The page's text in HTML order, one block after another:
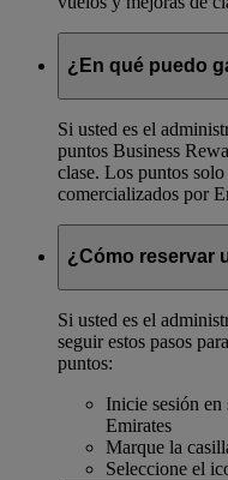
¿En qué puedo
Si usted es el
puntos Business
clase. Los puntos
comercializados por
¿Cómo reservar
Si usted es el
seguir estos pasos
puntos:
Inicie sesión en
Emirates
Marque la
Seleccione el